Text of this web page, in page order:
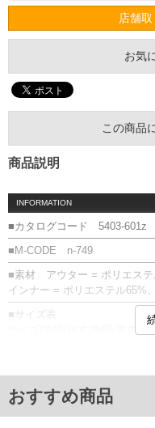
店舗
お気
この商品
商品説明
INFORMATION
■カタログコード 5403-601z
■M-CODE n-749
■素材 アウター = ポリエステ
インナー = ポリエステル65%
■サイズ表
サイズ/肩幅/袖丈/胸囲/着丈
5L/60/29.5/132/80
6L/62/30.0/136/82
単位はcm
おすすめ商品